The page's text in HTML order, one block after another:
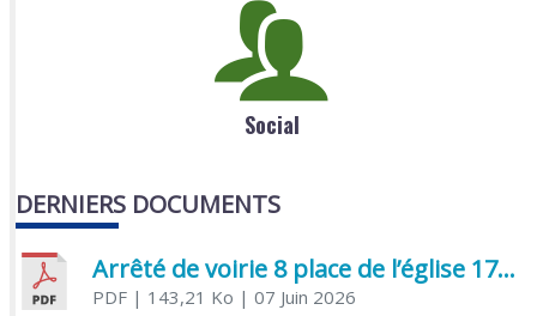
Social
DERNIERS DOCUMENTS
Arrêté de voirie 8 place de l’église 17170 Benon
PDF| 143,21 Ko | 07 Juin 2026